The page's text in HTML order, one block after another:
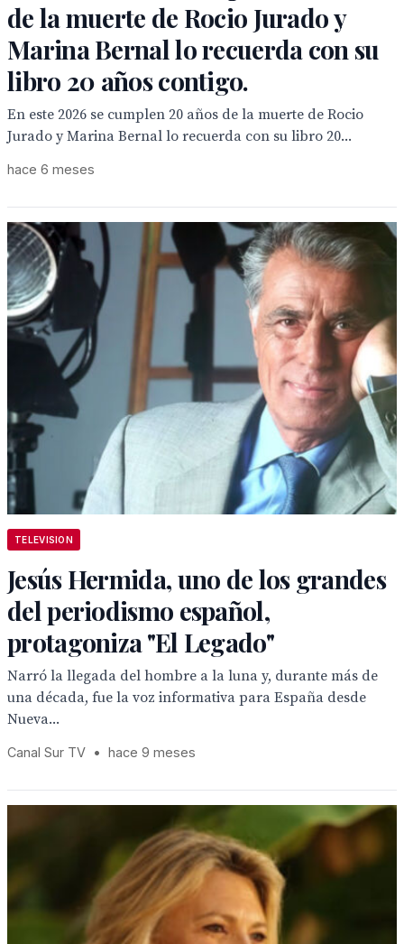
de la muerte de Rocio Jurado y
Marina Bernal lo recuerda con su
libro 20 años contigo.
En este 2026 se cumplen 20 años de la muerte de Rocio
Jurado y Marina Bernal lo recuerda con su libro 20...
hace 6 meses
TELEVISION
Jesús Hermida, uno de los grandes
del periodismo español,
protagoniza "El Legado"
Narró la llegada del hombre a la luna y, durante más de
una década, fue la voz informativa para España desde
Nueva...
Canal Sur TV • hace 9 meses